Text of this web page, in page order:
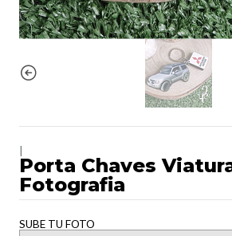
Porta Chaves
Fotografia
SUBE TU FOTO